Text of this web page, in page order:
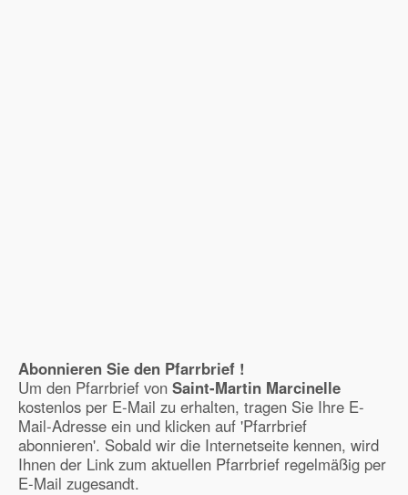
Abonnieren Sie den Pfarrbrief !
Um den Pfarrbrief von Saint-Martin Marcinelle
kostenlos per E-Mail zu erhalten, tragen Sie Ihre E-
Mail-Adresse ein und klicken auf 'Pfarrbrief
abonnieren'. Sobald wir die Internetseite kennen, wird
Ihnen der Link zum aktuellen Pfarrbrief regelmäßig per
E-Mail zugesandt.